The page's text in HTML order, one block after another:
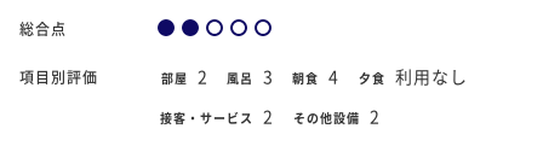
総合点
項目別評価 部屋 2 風呂 3 朝食 4 夕食 利用なし
接客・サービス 2 その他設備 2